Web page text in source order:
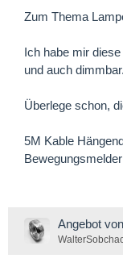
Zum Thema
Ich habe mir
und auch dimmbar.
Überlege schon,
5M Kable
Angebot